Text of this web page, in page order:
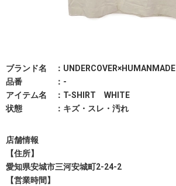
ブランド名 ：UNDERCOVER×HUMANMADE
品番 ：-
アイテム名 ：T-SHIRT WHITE
状態 ：キズ・スレ・汚れ
店舗情報
【住所】
愛知県安城市三河安城町2-24-2
【営業時間】